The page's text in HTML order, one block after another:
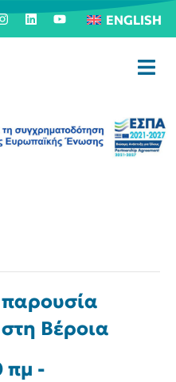
ENGLISH
Βέροια
πμ -